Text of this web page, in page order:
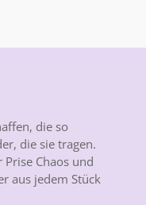
die so
die sie tragen.
Prise Chaos und
aus jedem Stück